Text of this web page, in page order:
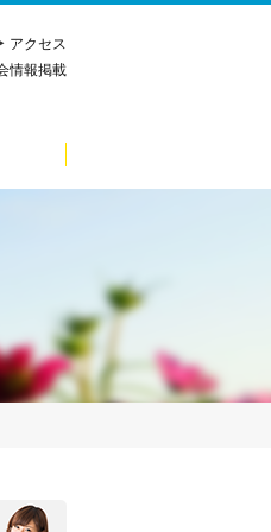
アクセス
情報掲載